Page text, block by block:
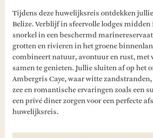
Tijdens deze huwelijksreis ontdekken
Belize. Verblijf in sfeervolle lodges midden
snorkel in een beschermd
grotten en rivieren in het groene
combineert natuur, avontuur en rust, met
samen te genieten. Jullie sluiten af op het
Ambergris Caye, waar witte
zee en romantische ervaringen zoals een
een privé diner zorgen voor een perfecte
huwelijksreis.